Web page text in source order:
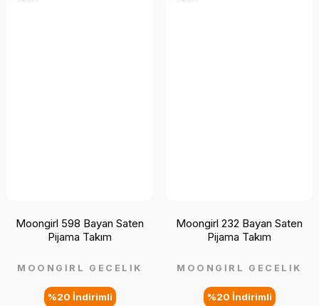
%20 İndirimli
MOONGİRL GECELİK
Moongirl 598 Bayan Saten
Pijama Takım
%20 İndirimli
MOONGİRL GECELİK
Moongirl 232 Bayan Saten
Pijama Takım